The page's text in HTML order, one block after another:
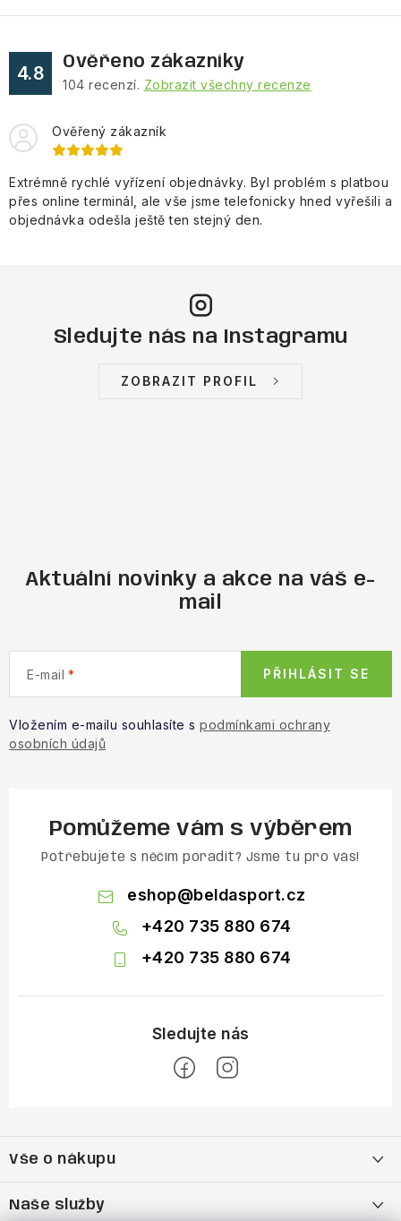
á
a
c
p
v
k
4.8
Ověřeno zákazníky
104 recenzí. Zobrazit všechny recenze
Ověřený zákazník
Extrémně rychlé vyřízení objednávky. Byl problém s platbou
přes online terminál, ale vše jsme telefonicky hned vyřešili a
objednávka odešla ještě ten stejný den.
Sledujte nás na Instagramu
ZOBRAZIT PROFIL
Aktuální novinky a akce na váš e-
mail
E-mail
Vložením e-mailu souhlasíte s podmínkami ochrany
osobních údajů
PŘIHLÁSIT SE
Pomůžeme vám s výběrem
Potřebujete s něčím poradit? Jsme tu pro vás!
eshop@beldasport.cz
+420 735 880 674
+420 735 880 674
p
a
Vše o nákupu
Naše služby